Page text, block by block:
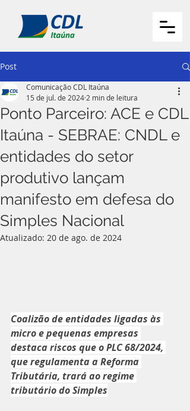
Post
Ponto Parceiro: ACE e CDL
Itaúna - SEBRAE: CNDL e
entidades do setor
produtivo lançam
manifesto em defesa do
Simples Nacional
Comunicação CDL Itaúna
15 de jul. de 2024 2 min de leitura
Atualizado: 20 de ago. de 2024
Coalizão de entidades ligadas às
micro e pequenas empresas
destaca riscos que o PLC 68/2024,
que regulamenta a Reforma
Tributária, trará ao regime
tributário do Simples